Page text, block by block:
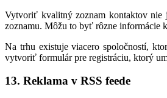
Vytvoriť kvalitný zoznam kontaktov nie
zoznamu. Môžu to byť rôzne informácie
Na trhu existuje viacero spoločností,
vytvoriť formulár pre registráciu, ktorý
13. Reklama v RSS feede